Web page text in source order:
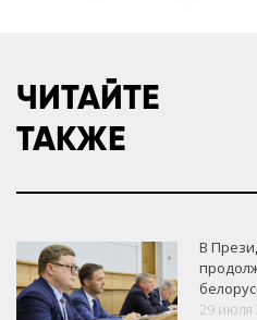
ЧИТАЙТЕ
ТАКЖЕ
В
29 июля